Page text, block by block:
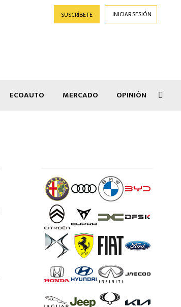
SUSCRÍBETE INICIAR SESIÓN
ECOAUTO MERCADO OPINIÓN